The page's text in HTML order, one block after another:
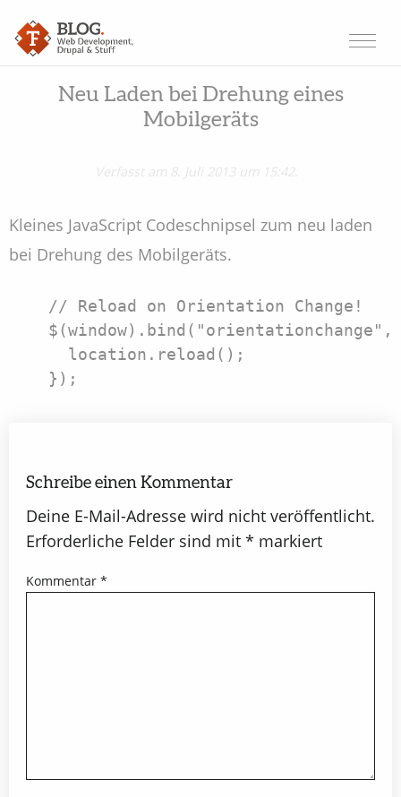
Neu Laden bei Drehung eines
Mobilgeräts
Verfasst am 8. Juli 2013 um 15:42.
Kleines JavaScript Codeschnipsel zum neu laden
bei Drehung des Mobilgeräts.
    // Reload on Orientation Change!
$(window).bind("orientationchange",
      location.reload();
Schreibe einen Kommentar
Deine E-Mail-Adresse wird nicht veröffentlicht.
Erforderliche Felder sind mit * markiert
Kommentar *